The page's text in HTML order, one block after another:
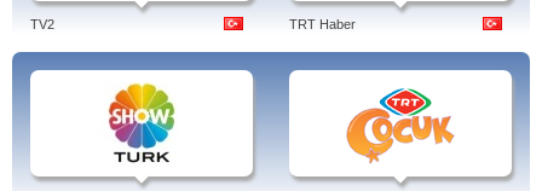
TV2 TRT Haber